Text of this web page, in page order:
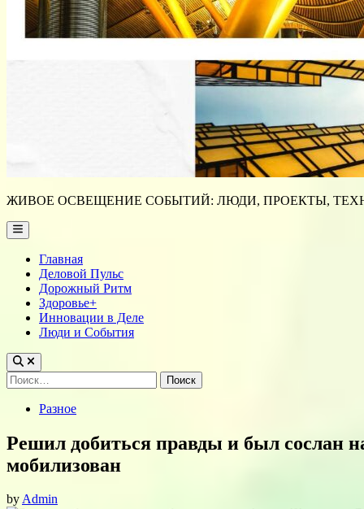
ЖИВОЕ ОСВЕЩЕНИЕ СОБЫТИЙ: ЛЮДИ, ПРОЕКТЫ,
Main
Menu
Главная
Деловой Пульс
Дорожный Ритм
Здоровье+
Инновации в Деле
Люди и События
Найти:
PostedРазное
Решил добиться правды и был сослан
мобилизован
byAdmin